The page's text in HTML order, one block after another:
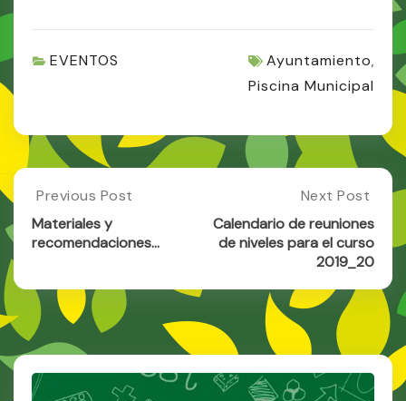
EVENTOS Ayuntamiento,
Piscina Municipal
Post
navigation
Previous
Post:
Materiales
Previous Post
Materiales y
recomendaciones…
Next
Post:
Calendario
De
Reuniones
De
Niveles
Para
El
Curso
2019_20
Next Post
Calendario de reuniones
de niveles para el curso
2019_20